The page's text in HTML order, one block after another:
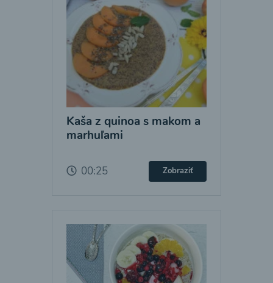
Kaša z quinoa s makom a
marhuľami
00:25 Zobraziť